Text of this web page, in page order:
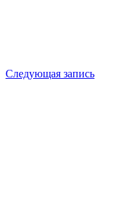
Следующая запись